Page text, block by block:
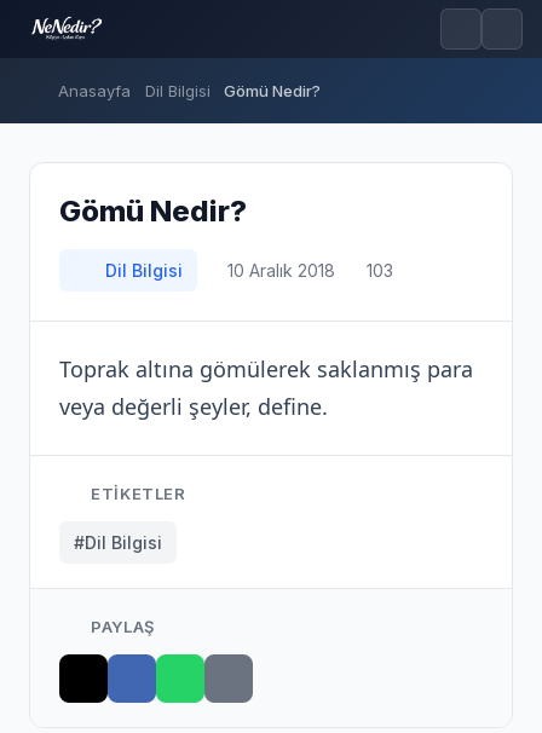
Anasayfa Dil Bilgisi Gömü Nedir?
Gömü Nedir?
Dil Bilgisi 10 Aralık 2018 103
Toprak altına gömülerek saklanmış para
veya değerli şeyler, define.
ETIKETLER
#Dil Bilgisi
PAYLAŞ